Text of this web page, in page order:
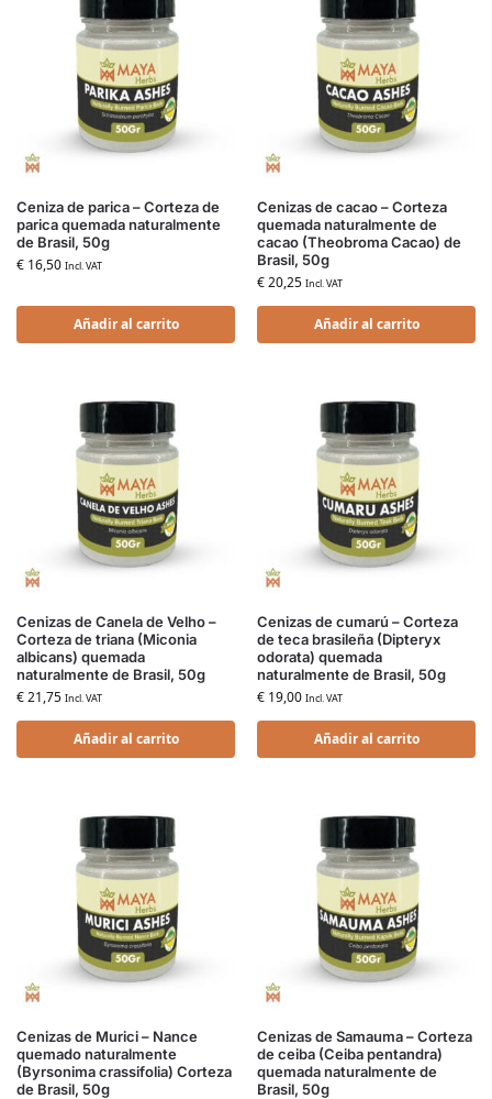
Ceniza de parica – Corteza de
parica quemada naturalmente
de Brasil, 50g
€ 16,50 Incl. VAT
Añadir al carrito
Cenizas de cacao – Corteza
quemada naturalmente de
cacao (Theobroma Cacao) de
Brasil, 50g
€20,25 Incl. VAT
Añadir al carrito
Cenizas de Canela de Velho –
Corteza de triana (Miconia
albicans) quemada
naturalmente de Brasil, 50g
€21,75 Incl. VAT
Añadir al carrito
Cenizas de cumarú – Corteza
de teca brasileña (Dipteryx
odorata) quemada
naturalmente de Brasil, 50g
€ 19,00 Incl. VAT
Añadir al carrito
Cenizas de Murici – Nance
quemado naturalmente
(Byrsonima crassifolia) Corteza
de Brasil, 50g
Cenizas de Samauma – Corteza
de ceiba (Ceiba pentandra)
quemada naturalmente de
Brasil, 50g